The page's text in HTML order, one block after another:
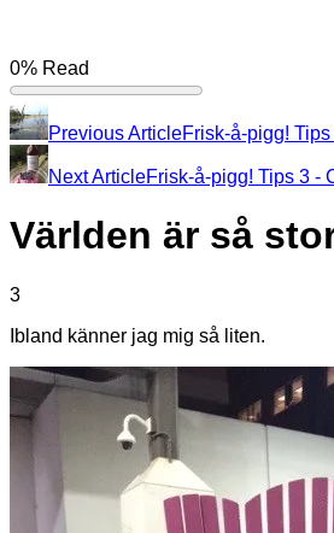
0% Read
Previous ArticleFrisk-å-pigg!
Next ArticleFrisk-å-pigg! Tips 3 -
Världen är så
3
Ibland känner jag mig så liten.